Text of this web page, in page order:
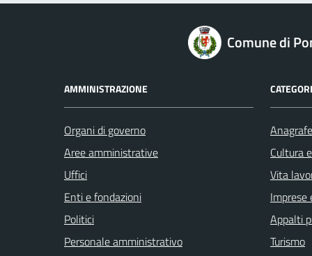
Comune di
AMMINISTRAZIONE
Organi di governo
Aree amministrative
Uffici
Enti e fondazioni
Politici
Personale amministrativo
Cultura
Vita
Imprese
Appalti
Turismo